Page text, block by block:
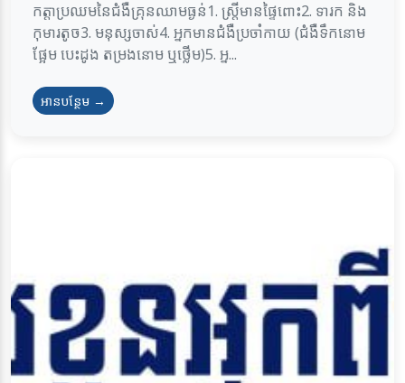
កត្តាប្រឈមនៃជំងឺគ្រុនឈាមធ្ងន់1. ស្ត្រីមានផ្ទៃពោះ2. ទារក និង
កុមារតូច3. មនុស្សចាស់4. អ្នកមានជំងឺប្រចាំកាយ (ជំងឺទឹកនោម
ផ្អែម បេះដូង តម្រងនោម ឬថ្លើម)5. អ្ន...
អានបន្ថែម →